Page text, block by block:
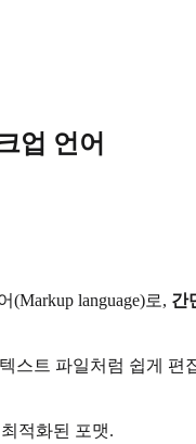
업 언어
language)로, 간
스트 파일처럼 쉽게 편
적화된 포맷.